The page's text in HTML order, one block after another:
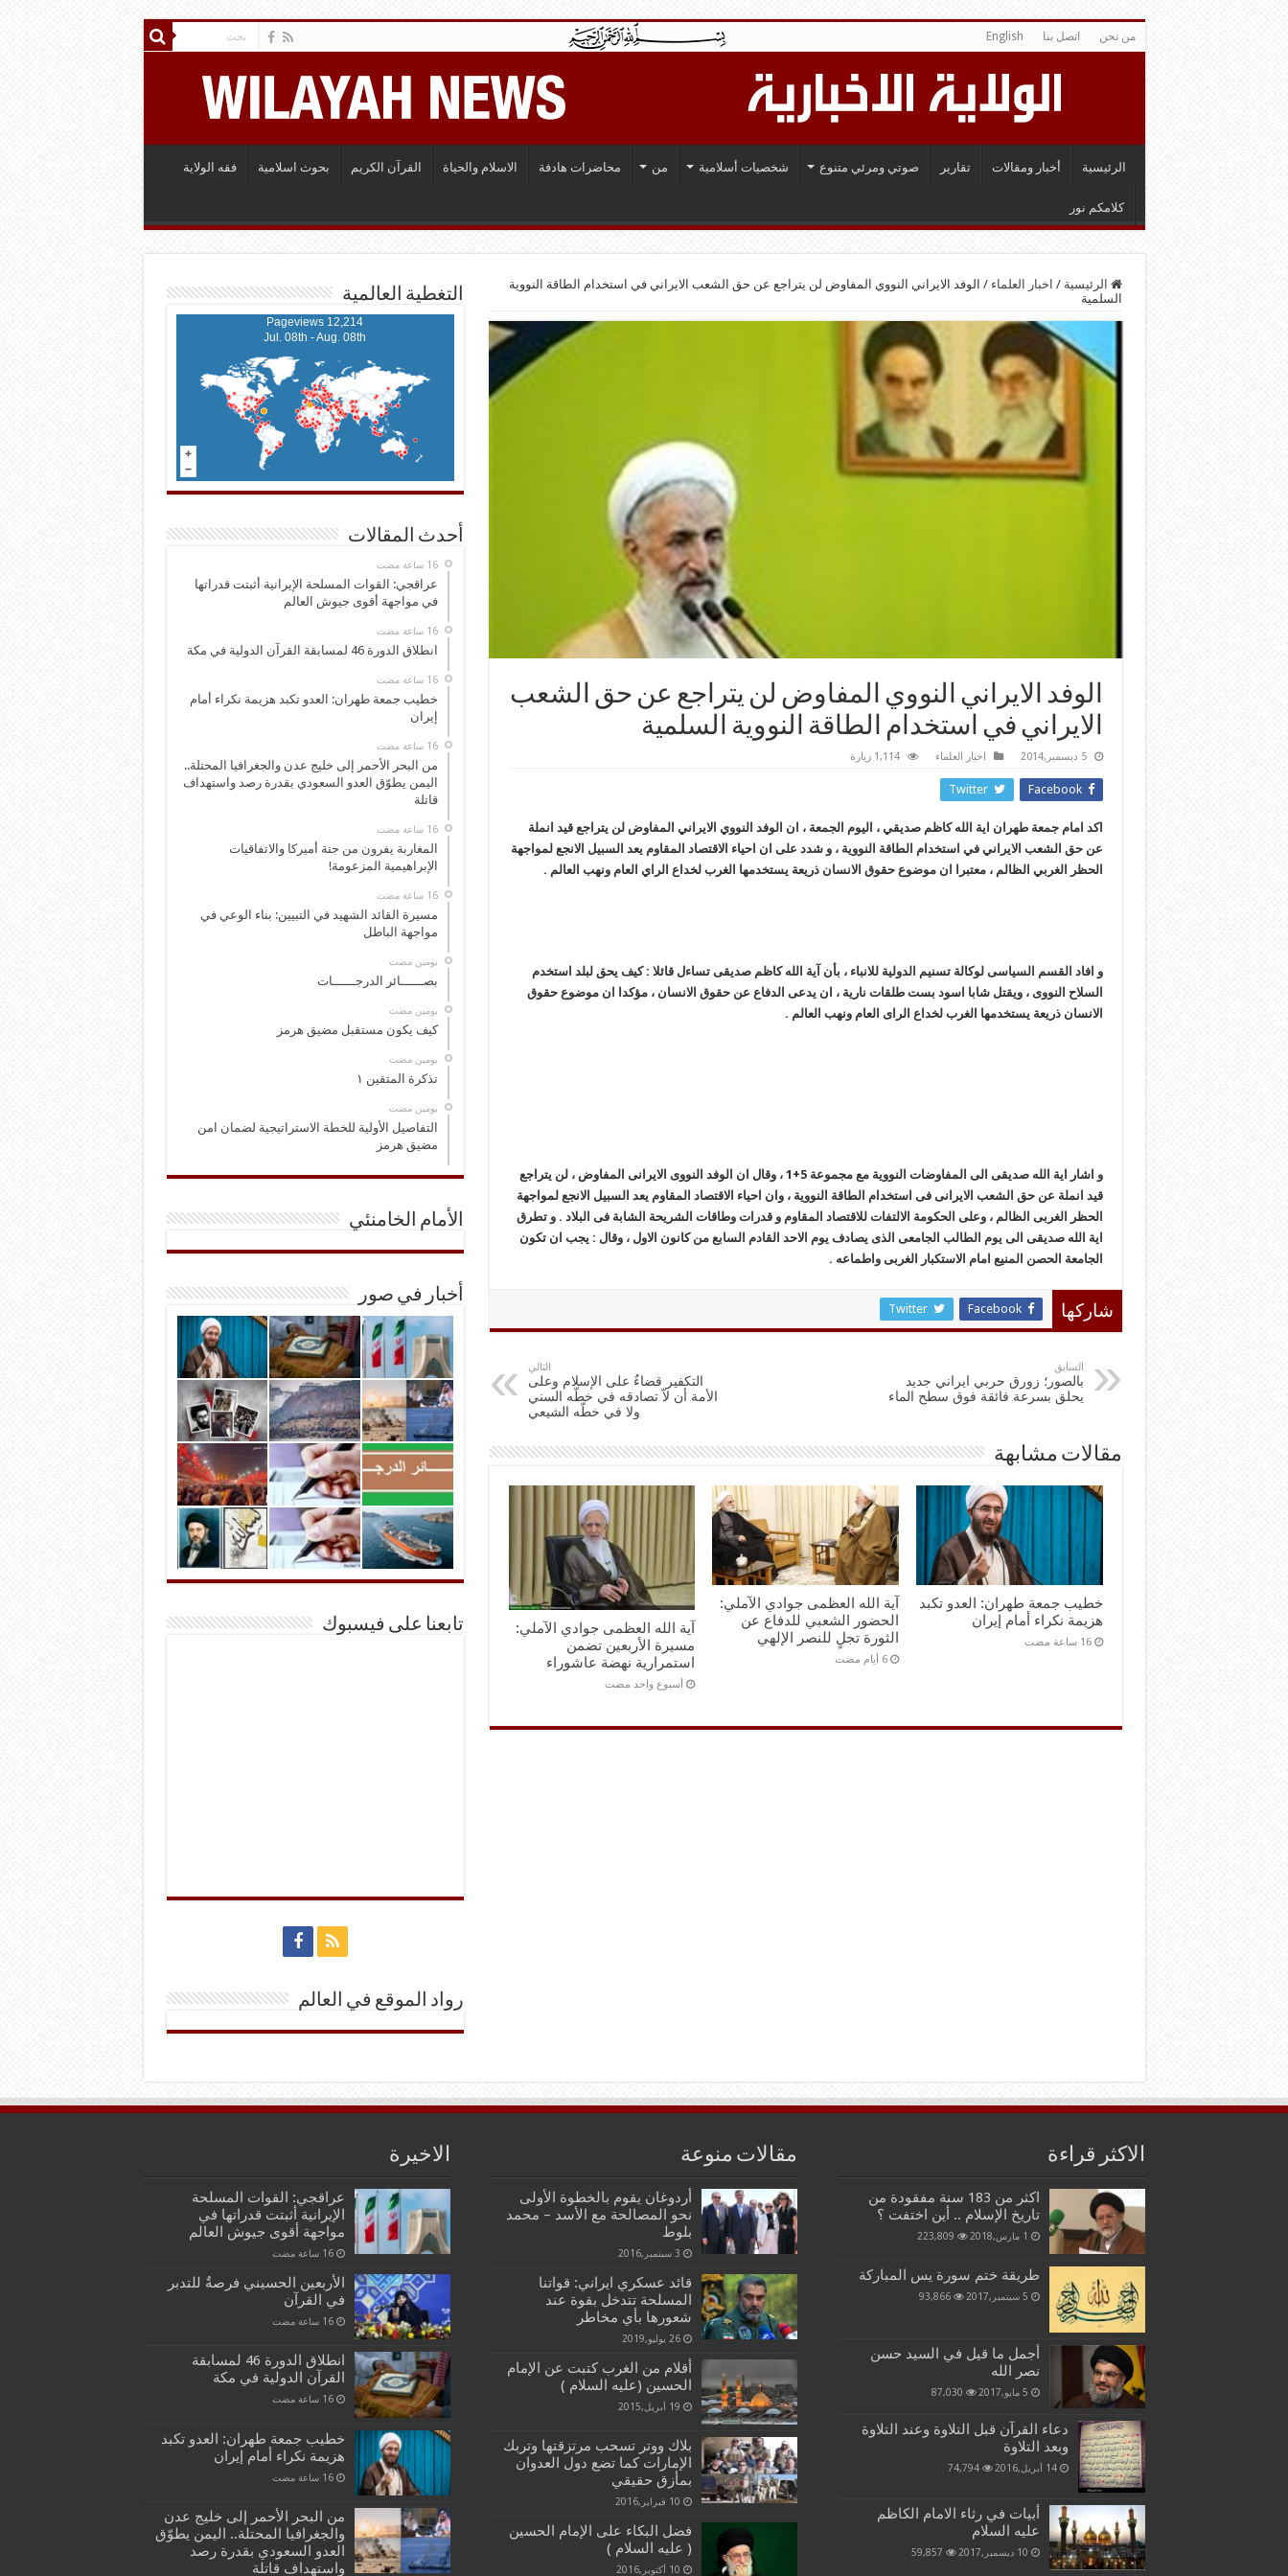
من نحن اتصل بنا English
الرئيسية أخبار ومقالات تقارير صوتي ومرئي متنوع شخصيات أسلامية من محاضرات هادفة الاسلام والحياة القرآن الكريم بحوث اسلامية فقه الولاية
كلامكم نور
الرئيسية / اخبار العلماء / الوفد الايراني النووي المفاوض لن يتراجع عن حق الشعب الايراني في استخدام الطاقة النووية
السلمية
الوفد الايراني النووي المفاوض لن يتراجع عن حق الشعب
الايراني في استخدام الطاقة النووية السلمية
5 ديسمبر,2014 اخبار العلماء 1,114 زيارة
Facebook
Twitter
اكد امام جمعة طهران اية الله كاظم صديقي ، اليوم الجمعة ، ان الوفد النووي الايراني المفاوض لن يتراجع قيد انملة
عن حق الشعب الايراني في استخدام الطاقة النووية ، و شدد على ان احياء الاقتصاد المقاوم يعد السبيل الانجع لمواجهة
الحظر الغربي الظالم ، معتبرا ان موضوع حقوق الانسان ذريعة يستخدمها الغرب لخداع الراي العام ونهب العالم .
و افاد القسم السیاسی لوکالة تسنیم الدولیة للانباء ، بأن آیة الله کاظم صدیقی تساءل قائلا : کیف یحق لبلد استخدم
السلاح النووی ، ویقتل شابا اسود بست طلقات ناریة ، ان یدعی الدفاع عن حقوق الانسان ، مؤکدا ان موضوع حقوق
الانسان ذریعة یستخدمها الغرب لخداع الرای العام ونهب العالم .
و اشار ایة الله صدیقی الى المفاوضات النوویة مع مجموعة 5+1 ، وقال ان الوفد النووی الایرانی المفاوض ، لن یتراجع
قید انملة عن حق الشعب الایرانی فی استخدام الطاقة النوویة ، وان احیاء الاقتصاد المقاوم یعد السبیل الانجع لمواجهة
الحظر الغربی الظالم ، وعلى الحکومة الالتفات للاقتصاد المقاوم و قدرات وطاقات الشریحة الشابة فی البلاد . و تطرق
ایة الله صدیقی الى یوم الطالب الجامعی الذی یصادف یوم الاحد القادم السابع من کانون الاول ، وقال : یجب ان تکون
الجامعة الحصن المنیع امام الاستکبار الغربی واطماعه .
شاركها Facebook
Twitter
السابق
بالصور؛ زورق حربي ايراني جديد
يحلق بسرعة فائقة فوق سطح الماء
التالي
التكفير قضاءٌ على الإسلام وعلى
الأمة أن لاّ تصادقه في خطّه السني
ولا في خطّه الشيعي
مقالات مشابهة
خطيب جمعة طهران: العدو تكبد
هزيمة نكراء أمام إيران
‏16 ساعة مضت
آية الله العظمى جوادي الآملي:
الحضور الشعبي للدفاع عن
الثورة تجلٍ للنصر الإلهي
‏6 أيام مضت
آية الله العظمى جوادي الآملي:
مسيرة الأربعين تضمن
استمرارية نهضة عاشوراء
‏أسبوع واحد مضت
التغطية العالمية
12,214 Pageviews
Jul. 08th - Aug. 08th
أحدث المقالات
‏16 ساعة مضت
عراقجي: القوات المسلحة الإيرانية أثبتت قدراتها
في مواجهة أقوى جيوش العالم
‏16 ساعة مضت
انطلاق الدورة 46 لمسابقة القرآن الدولية في مكة
‏16 ساعة مضت
خطيب جمعة طهران: العدو تكبد هزيمة نكراء أمام
إيران
‏16 ساعة مضت
من البحر الأحمر إلى خليج عدن والجغرافيا المحتلة..
اليمن يطوّق العدو السعودي بقدرة رصد واستهداف
قاتلة
‏16 ساعة مضت
المغاربة يفرون من جنة أميركا والاتفاقيات
الإبراهيمية المزعومة!
‏16 ساعة مضت
مسيرة القائد الشهيد في التبيين: بناء الوعي في
مواجهة الباطل
‏يومين مضت
بصــــــائر الدرجــــــات
‏يومين مضت
كيف يكون مستقبل مضيق هرمز
‏يومين مضت
تذكرة المتقين ١
‏يومين مضت
التفاصيل الأولية للخطة الاستراتيجية لضمان امن
مضيق هرمز
الأمام الخامنئي
أخبار في صور
تابعنا على فيسبوك
رواد الموقع في العالم
الاكثر قراءة
اكثر من 183 سنة مفقودة من
تاريخ الإسلام .. أين اختفت ؟
1 مارس,2018 223,809
طريقة ختم سورة يس المباركة
5 سبتمبر,2017 93,866
أجمل ما قيل في السيد حسن
نصر الله
5 مايو,2017 87,030
دعاء القرآن قبل التلاوة وعند التلاوة
وبعد التلاوة
14 أبريل,2016 74,794
أبيات في رثاء الامام الكاظم
عليه السلام
10 ديسمبر,2017 59,857
مقالات منوعة
أردوغان يقوم بالخطوة الأولى
نحو المصالحة مع الأسد – محمد
بلوط
3 سبتمبر,2016
قائد عسكري ايراني: قواتنا
المسلحة تتدخل بقوة عند
شعورها بأي مخاطر
26 يوليو,2019
أقلام من الغرب كتبت عن الإمام
الحسين (عليه السلام )
19 أبريل,2015
بلاك ووتر تسحب مرتزقتها وتربك
الإمارات كما تضع دول العدوان
بمأزق حقيقي
10 فبراير,2016
فضل البكاء على الإمام الحسين
( عليه السلام )
10 أكتوبر,2016
الاخيرة
عراقجي: القوات المسلحة
الإيرانية أثبتت قدراتها في
مواجهة أقوى جيوش العالم
الأربعين الحسيني فرصةٌ للتدبر
في القرآن
انطلاق الدورة 46 لمسابقة
القرآن الدولية في مكة
خطيب جمعة طهران: العدو تكبد
هزيمة نكراء أمام إيران
من البحر الأحمر إلى خليج عدن
والجغرافيا المحتلة.. اليمن يطوّق
العدو السعودي بقدرة رصد
واستهداف قاتلة